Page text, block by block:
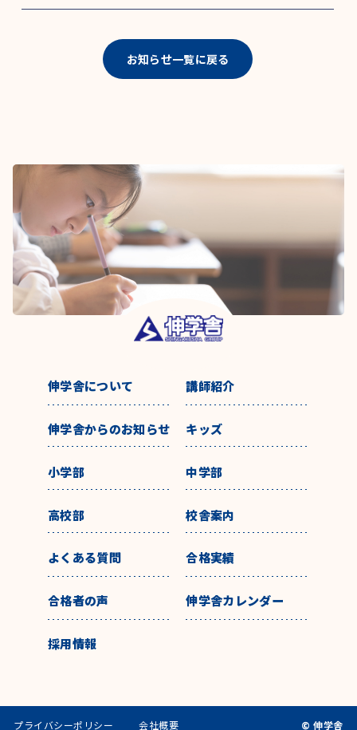
お知らせ一覧に戻る
伸学舎について 講師紹介
伸学舎からのお知らせ キッズ
小学部 中学部
高校部 校舎案内
よくある質問 合格実績
合格者の声 伸学舎カレンダー
採用情報
プライバシーポリシー 会社概要 © 伸学舎